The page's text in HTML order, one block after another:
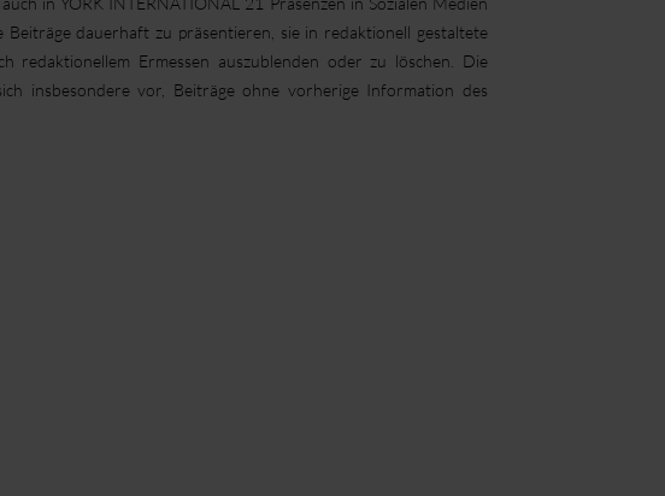
dauerhaft zu präsentieren, sie in redaktionell gestaltete
redaktionellem Ermessen auszublenden oder zu löschen. Die
insbesondere vor, Beiträge ohne vorherige Information des